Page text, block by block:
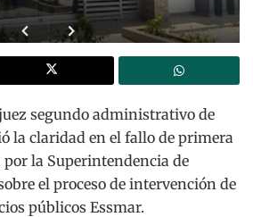
segundo administrativo de
la claridad en el fallo de primera
la Superintendencia de
el proceso de intervención de
públicos Essmar.